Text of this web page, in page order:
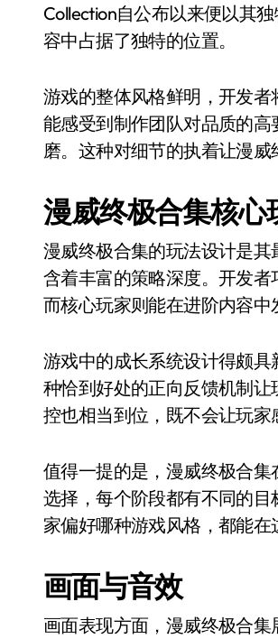
Collection自公布以来便以其
容中占据了独特的位置。
游戏的整体风格鲜明，开发
能感受到制作团队对品质的
磨。这种对细节的执着让漫威
漫威终极合集核心
漫威终极合集的玩法设计是
含着丰富的策略深度。开发
而核心玩家则能在进阶内容中
游戏中的成长系统设计得颇
种恰到好处的正向反馈机制
控也相当到位，既不会让玩家
值得一提的是，漫威终极合
选择，每个阶段都有不同的
家偏好哪种游戏风格，都能在
画面与音效
画面表现方面，漫威终极合